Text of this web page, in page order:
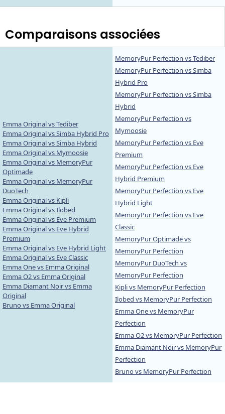
Comparaisons associées
Emma Original vs Tediber
Emma Original vs Simba Hybrid Pro
Emma Original vs Simba Hybrid
Emma Original vs Mymoosie
Emma Original vs MemoryPur
Optimade
Emma Original vs MemoryPur
DuoTech
Emma Original vs Kipli
Emma Original vs Ilobed
Emma Original vs Eve Premium
Emma Original vs Eve Hybrid
Premium
Emma Original vs Eve Hybrid Light
Emma Original vs Eve Classic
Emma One vs Emma Original
Emma O2 vs Emma Original
Emma Diamant Noir vs Emma
Original
Bruno vs Emma Original
MemoryPur Perfection vs Tediber
MemoryPur Perfection vs Simba
Hybrid Pro
MemoryPur Perfection vs Simba
Hybrid
MemoryPur Perfection vs
Mymoosie
MemoryPur Perfection vs Eve
Premium
MemoryPur Perfection vs Eve
Hybrid Premium
MemoryPur Perfection vs Eve
Hybrid Light
MemoryPur Perfection vs Eve
Classic
MemoryPur Optimade vs
MemoryPur Perfection
MemoryPur DuoTech vs
MemoryPur Perfection
Kipli vs MemoryPur Perfection
Ilobed vs MemoryPur Perfection
Emma One vs MemoryPur
Perfection
Emma O2 vs MemoryPur Perfection
Emma Diamant Noir vs MemoryPur
Perfection
Bruno vs MemoryPur Perfection